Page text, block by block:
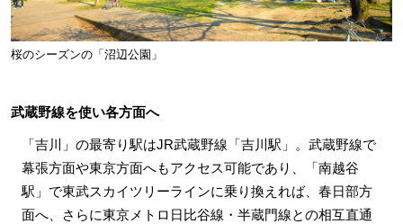
桜のシーズンの「沼辺公園」
武蔵野線を使い各方面へ
「吉川」の最寄り駅はJR武蔵野線「吉川駅」。武蔵野線で
幕張方面や東京方面へもアクセス可能であり、「南越谷
駅」で東武スカイツリーラインに乗り換えれば、春日部方
面へ、さらに東京メトロ日比谷線・半蔵門線との相互直通